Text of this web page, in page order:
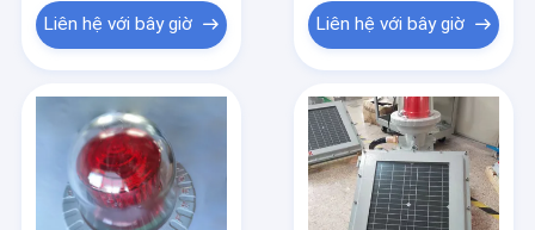
Liên hệ với bây giờ Liên hệ với bây giờ